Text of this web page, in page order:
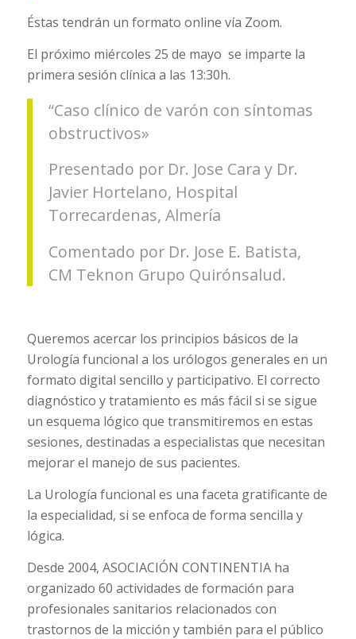
Éstas tendrán un formato online vía Zoom.
El próximo miércoles 25 de mayo se imparte la
primera sesión clínica a las 13:30h.
“Caso clínico de varón con síntomas
obstructivos»
Presentado por Dr. Jose Cara y Dr.
Javier Hortelano, Hospital
Torrecardenas, Almería
Comentado por Dr. Jose E. Batista,
CM Teknon Grupo Quirónsalud.
Queremos acercar los principios básicos de la
Urología funcional a los urólogos generales en un
formato digital sencillo y participativo. El correcto
diagnóstico y tratamiento es más fácil si se sigue
un esquema lógico que transmitiremos en estas
sesiones, destinadas a especialistas que necesitan
mejorar el manejo de sus pacientes.
La Urología funcional es una faceta gratificante de
la especialidad, si se enfoca de forma sencilla y
lógica.
Desde 2004, ASOCIACIÓN CONTINENTIA ha
organizado 60 actividades de formación para
profesionales sanitarios relacionados con
trastornos de la micción y también para el público